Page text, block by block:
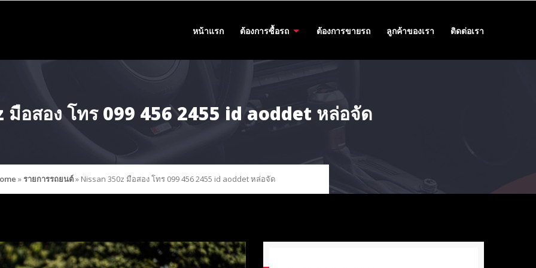
หน้าแรก ต้องการซื้อรถ ต้องการขายรถ ลูกค้าของเรา ติดต่อเรา
มือสอง โทร 099 456 2455 id aoddet หล่อจัด
»รายการรถยนต์» Nissan 350z มือสอง โทร 099 456 2455 id aoddet หล่อจัด